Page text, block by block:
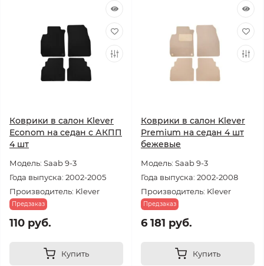
Коврики в салон Klever
Econom на седан с АКПП
4 шт
Модель: Saab 9-3
Года выпуска: 2002-2005
Производитель: Klever
Предзаказ
110 руб.
Купить
Коврики в салон Klever
Premium на седан 4 шт
бежевые
Модель: Saab 9-3
Года выпуска: 2002-2008
Производитель: Klever
Предзаказ
6 181 руб.
Купить